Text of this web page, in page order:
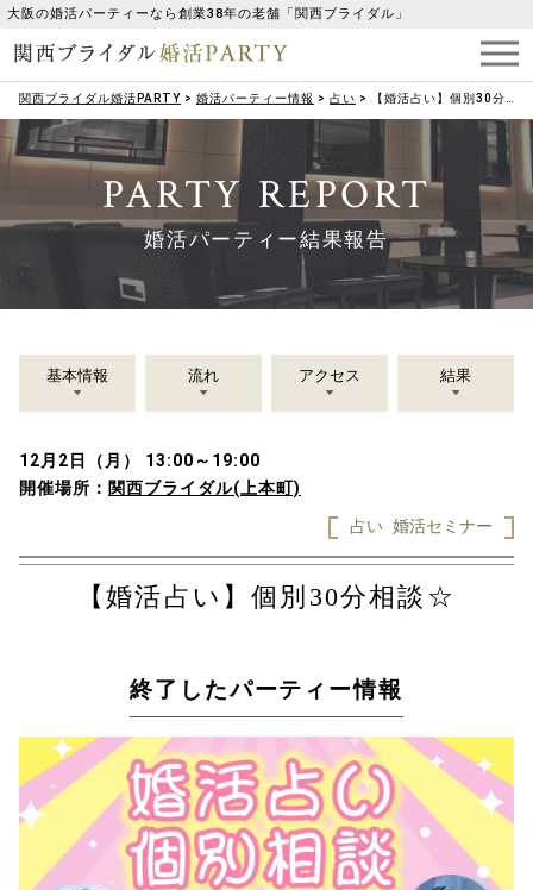
大阪の婚活パーティーなら創業38年の老舗「関西ブライダル」
関西ブライダル婚活PARTY > 婚活パーティー情報 > 占い > 【婚活占い】個別30分相談☆
PARTY REPORT
婚活パーティー結果報告
基本情報 流れ アクセス 結果
12月2日（月） 13:00～19:00
開催場所： 関西ブライダル(上本町)
占い 婚活セミナー
【婚活占い】個別30分相談☆
終了したパーティー情報